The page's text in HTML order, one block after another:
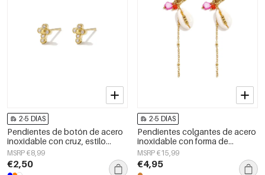
2-5 DÍAS
Pendientes de botón de acero
inoxidable con cruz, estilo
casual y sencillo para uso
diario, de la serie Joyería para
mujer
MSRP €8,99
€2,50
2-5 DÍAS
Pendientes colgantes de acero
inoxidable con forma de
concha, serie Simple Simple,
joyería para mujer
MSRP €15,99
€4,95